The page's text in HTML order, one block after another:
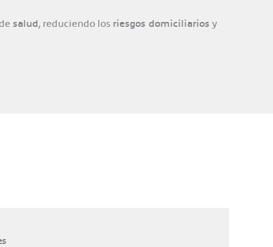
salud, reduciendo los riesgos domiciliarios y